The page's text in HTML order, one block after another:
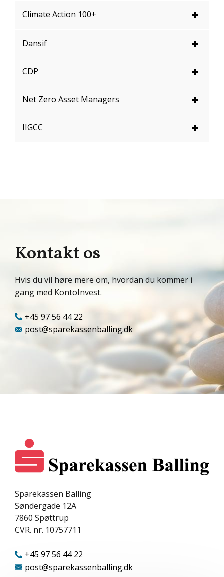
Climate Action 100+
Dansif
CDP
Net Zero Asset Managers
IIGCC
Kontakt os
Hvis du vil høre mere om, hvordan du kommer i
gang med KontoInvest.
+45 97 56 44 22
post@sparekassenballing.dk
Sparekassen Balling
Søndergade 12A
7860 Spøttrup
CVR. nr. 10757711
+45 97 56 44 22
post@sparekassenballing.dk